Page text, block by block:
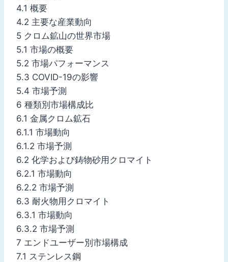
4.1 概要
4.2 主要な産業動向
5 クロム鉱山の世界市場
5.1 市場の概要
5.2 市場パフォーマンス
5.3 COVID-19の影響
5.4 市場予測
6 種類別市場構成比
6.1 金属クロム鉱石
6.1.1 市場動向
6.1.2 市場予測
6.2 化学および鋳物砂用クロマイト
6.2.1 市場動向
6.2.2 市場予測
6.3 耐火物用クロマイト
6.3.1 市場動向
6.3.2 市場予測
7 エンドユーザー別市場構成
7.1 ステンレス鋼